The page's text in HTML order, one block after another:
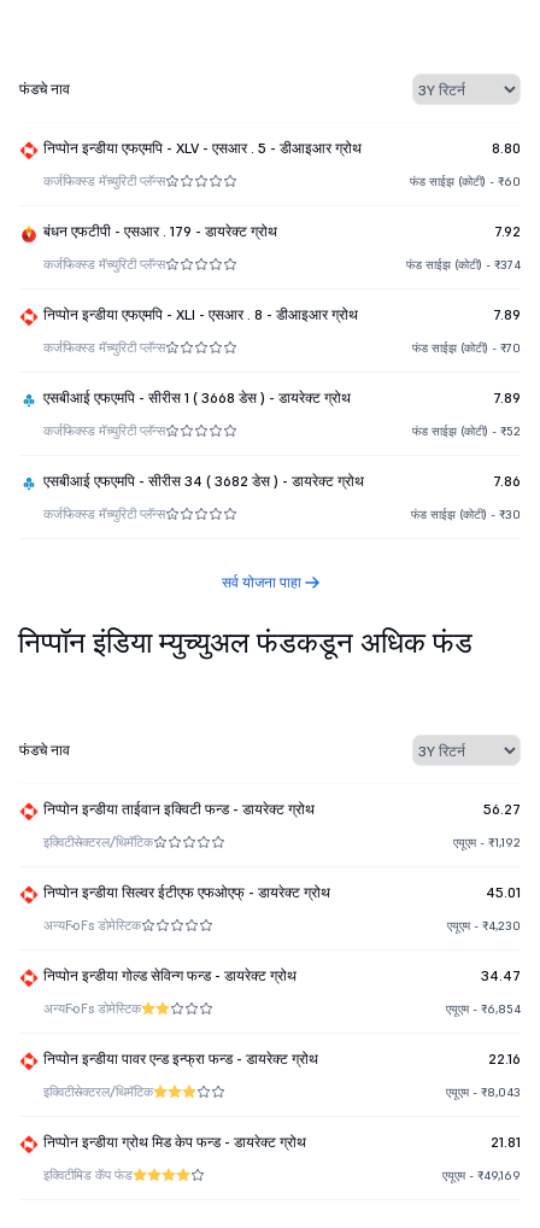
फंडचे नाव
निप्पोन इन्डीया एफएमपि - XLV - एसआर . 5 - डीआइआर ग्रोथ 8.80
कर्जफिक्स्ड मॅच्युरिटी प्लॅन्स फंड साईझ (कोटी) - ₹60
बंधन एफटीपी - एसआर . 179 - डायरेक्ट ग्रोथ 7.92
कर्जफिक्स्ड मॅच्युरिटी प्लॅन्स फंड साईझ (कोटी) - ₹374
निप्पोन इन्डीया एफएमपि - XLI - एसआर . 8 - डीआइआर ग्रोथ 7.89
कर्जफिक्स्ड मॅच्युरिटी प्लॅन्स फंड साईझ (कोटी) - ₹70
एसबीआई एफएमपि - सीरीस 1 ( 3668 डेस ) - डायरेक्ट ग्रोथ 7.89
कर्जफिक्स्ड मॅच्युरिटी प्लॅन्स फंड साईझ (कोटी) - ₹52
एसबीआई एफएमपि - सीरीस 34 ( 3682 डेस ) - डायरेक्ट ग्रोथ 7.86
कर्जफिक्स्ड मॅच्युरिटी प्लॅन्स फंड साईझ (कोटी) - ₹30
सर्व योजना पाहा
निप्पॉन इंडिया म्युच्युअल फंडकडून अधिक फंड
फंडचे नाव
निप्पोन इन्डीया ताईवान इक्विटी फन्ड - डायरेक्ट ग्रोथ 56.27
इक्विटीसेक्टरल/थिमॅटिक एयूएम - ₹1,192
निप्पोन इन्डीया सिल्वर ईटीएफ एफओएफ् - डायरेक्ट ग्रोथ 45.01
अन्यFoFs डोमेस्टिक एयूएम - ₹4,230
निप्पोन इन्डीया गोल्ड सेविन्ग फन्ड - डायरेक्ट ग्रोथ 34.47
अन्यFoFs डोमेस्टिक एयूएम - ₹6,854
निप्पोन इन्डीया पावर एन्ड इन्फ्रा फन्ड - डायरेक्ट ग्रोथ 22.16
इक्विटीसेक्टरल/थिमॅटिक एयूएम - ₹8,043
निप्पोन इन्डीया ग्रोथ मिड केप फन्ड - डायरेक्ट ग्रोथ 21.81
इक्विटीमिड कॅप फंड एयूएम - ₹49,169